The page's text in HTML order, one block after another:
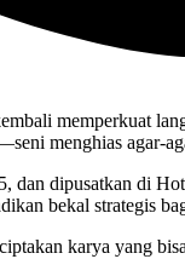
memperkuat
menghias agar-
dan dipusatkan di
bekal strategis
karya yang